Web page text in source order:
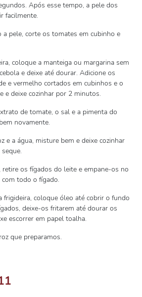
Após esse tempo, a pele dos
facilmente.
pele, corte os tomates em cubinho e
coloque a manteiga ou margarina sem
e deixe até dourar. Adicione os
e vermelho cortados em cubinhos e o
e deixe cozinhar por 2 minutos.
de tomate, o sal e a pimenta do
novamente.
e a água, misture bem e deixe cozinhar
retire os fígados do leite e empane-os no
com todo o fígado.
frigideira, coloque óleo até cobrir o fundo
deixe-os fritarem até dourar os
escorrer em papel toalha.
que preparamos.